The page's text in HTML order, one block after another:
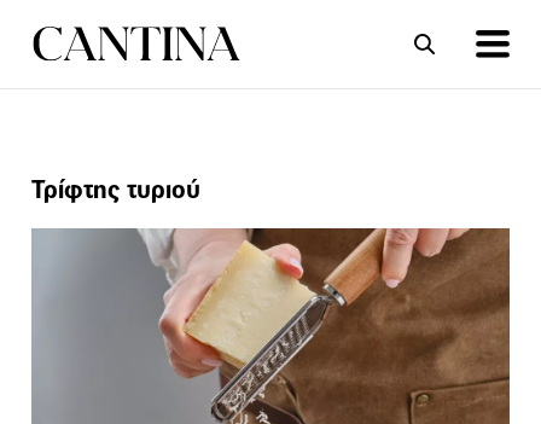
ΣΥΝΤΑΓΕΣ
Τρίφτης τυριού